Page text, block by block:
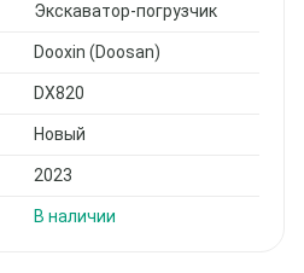
Экскаватор-погрузчик
Dooxin (Doosan)
DX820
Новый
2023
В наличии